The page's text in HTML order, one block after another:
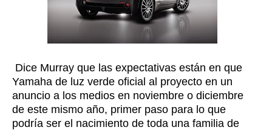
Dice Murray que las expectativas están en que
Yamaha de luz verde oficial al proyecto en un
anuncio a los medios en noviembre o diciembre
de este mismo año, primer paso para lo que
podría ser el nacimiento de toda una familia de